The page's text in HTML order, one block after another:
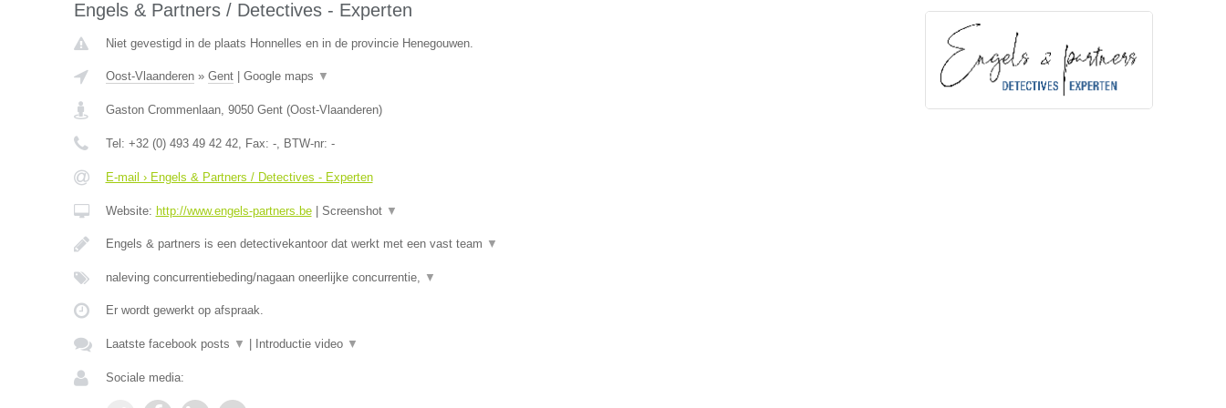
Engels & Partners / Detectives - Experten
Niet gevestigd in de plaats Honnelles en in de provincie Henegouwen.
Oost-Vlaanderen» Gent| Google maps ▼
Gaston Crommenlaan, 9050 Gent(Oost-Vlaanderen)
Tel: +32 (0) 493 49 42 42, Fax: -, BTW-nr: -
E-mail › Engels & Partners / Detectives - Experten
Website: http://www.engels-partners.be| Screenshot ▼
Engels & partners is een detectivekantoor dat werkt met een vast team ▼
naleving concurrentiebeding/nagaan oneerlijke concurrentie, ▼
Er wordt gewerkt op afspraak.
Laatste facebook posts ▼ Introductie video ▼
Sociale media: